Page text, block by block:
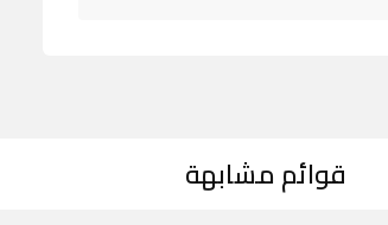
قوائم مشابهة